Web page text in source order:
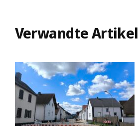
Verwandte Artikel